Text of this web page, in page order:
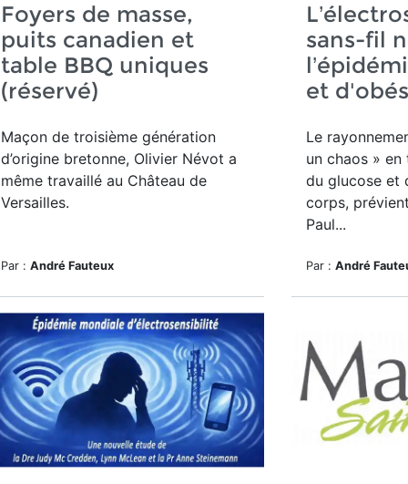
Foyers de masse,
puits canadien et
table BBQ uniques
(réservé)
Maçon de troisième génération
d’origine bretonne, Olivier Névot a
même travaillé au Château de
Versailles.
Par : André Fauteux
sans-fil
et
Le
un chaos »
du glucose et
corps,
Paul...
Par : André